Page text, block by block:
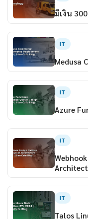
มีเงิน
IT
Medusa
IT
Azure
IT
IT
Talos